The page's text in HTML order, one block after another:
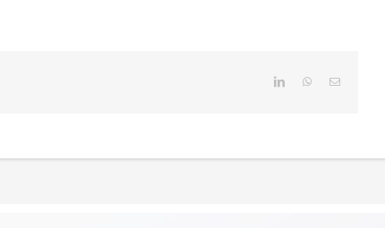
LinkedInWhatsApp
E-